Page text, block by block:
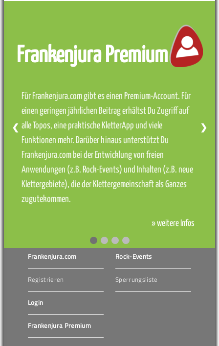
Frankenjura Premium
Für Frankenjura.com gibt es einen Premium-Account. Für
einen geringen jährlichen Beitrag erhältst Du Zugriff auf
alle Topos, eine praktische KletterApp und viele
Funktionen mehr. Darüber hinaus unterstützt Du
Frankenjura.com bei der Entwicklung von freien
Anwendungen (z.B. Rock-Events) und Inhalten (z.B. neue
Klettergebiete), die der Klettergemeinschaft als Ganzes
zugutekommen.
» weitere Infos
❮ ❯
Frankenjura.com
Registrieren
Login
Frankenjura Premium
Rock-Events
Sperrungsliste